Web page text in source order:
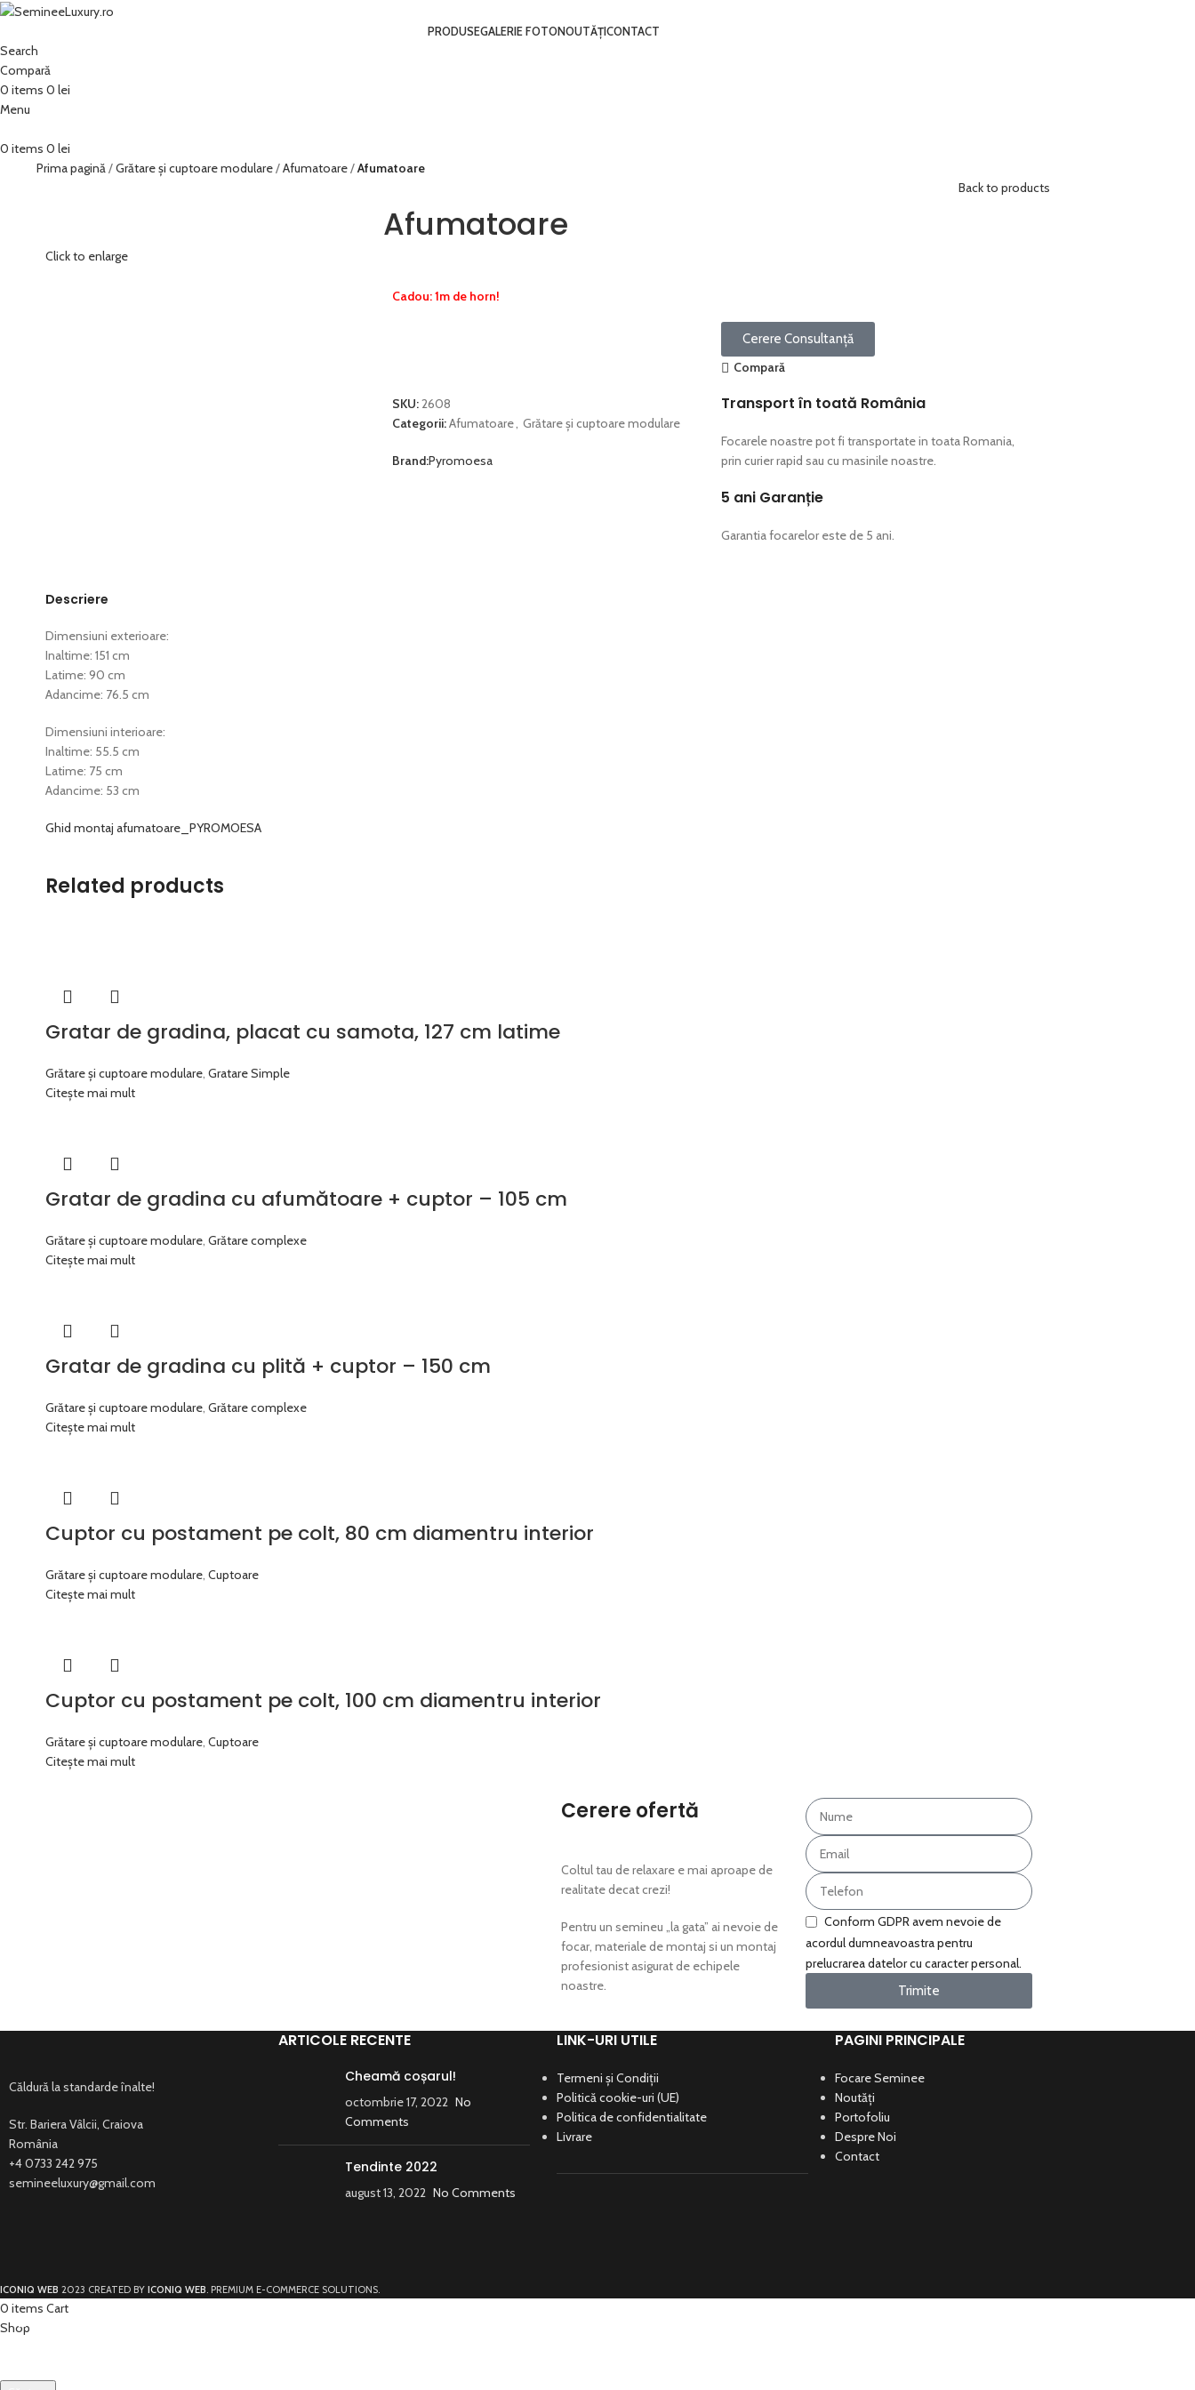
PRODUSEGALERIE FOTONOUTĂȚICONTACT
Search
Compară
0 items 0 lei
Menu
0 items 0 lei
Prima pagină
Grătare și cuptoare modulare Afumatoare
Afumatoare
Back to products
Click to enlarge
Afumatoare
Cadou: 1m de horn!
Cerere Consultanță
Compară
SKU:2608
Categorii:Afumatoare Grătare și cuptoare modulare
Brand:Pyromoesa
Transport în toată România​
Focarele noastre pot fi transportate in toata Romania,
prin curier rapid sau cu masinile noastre.
5 ani Garanție
Garantia focarelor este de 5 ani.
Descriere
Dimensiuni exterioare:
Inaltime: 151 cm
Latime: 90 cm
Adancime: 76.5 cm
Dimensiuni interioare:
Inaltime: 55.5 cm
Latime: 75 cm
Adancime: 53 cm
Ghid montaj afumatoare_PYROMOESA
Related products
Gratar de gradina, placat cu samota, 127 cm latime
Grătare și cuptoare modulare Gratare Simple
Citește mai mult
Gratar de gradina cu afumătoare + cuptor – 105 cm
Grătare și cuptoare modulare Grătare complexe
Citește mai mult
Gratar de gradina cu plită + cuptor – 150 cm
Grătare și cuptoare modulare Grătare complexe
Citește mai mult
Cuptor cu postament pe colt, 80 cm diamentru interior
Grătare și cuptoare modulare Cuptoare
Citește mai mult
Cuptor cu postament pe colt, 100 cm diamentru interior
Grătare și cuptoare modulare Cuptoare
Citește mai mult
Cerere ofertă
Coltul tau de relaxare e mai aproape de
realitate decat crezi!
Pentru un semineu „la gata” ai nevoie de
focar, materiale de montaj si un montaj
profesionist asigurat de echipele
noastre.
Conform GDPR avem nevoie de
acordul dumneavoastra pentru
prelucrarea datelor cu caracter personal.
Trimite
Căldură la standarde înalte!
Str. Bariera Vâlcii, Craiova
România
+4 0733 242 975
semineeluxury@gmail.com
ARTICOLE RECENTE
Cheamă coșarul!
octombrie 17, 2022 No
Comments
Tendinte 2022
august 13, 2022 No Comments
LINK-URI UTILE
Termeni și Condiții
Politică cookie-uri (UE)
Politica de confidentialitate
Livrare
PAGINI PRINCIPALE
Focare Seminee
Noutăți
Portofoliu
Despre Noi
Contact
ICONIQ WEB 2023 CREATED BY ICONIQ WEB . PREMIUM E-COMMERCE SOLUTIONS.
0 items Cart
Shop